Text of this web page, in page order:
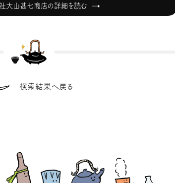
大山甚七商店の詳細を読む
検索結果へ戻る